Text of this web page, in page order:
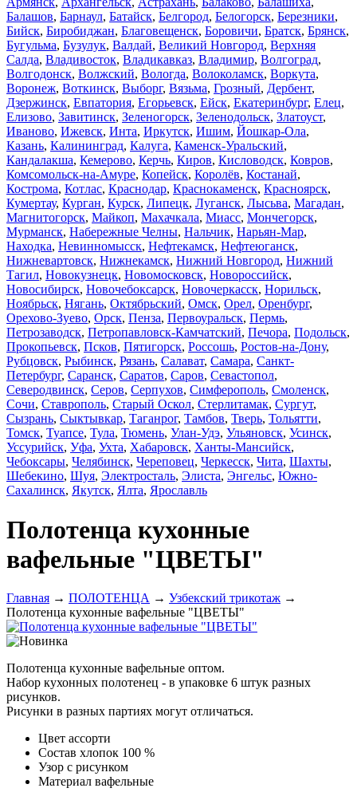
Балашов, Барнаул, Батайск, Белгород, Белогорск, Березники,
Бийск, Биробиджан, Благовещенск, Боровичи, Братск, Брянск,
Бугульма, Бузулук, Валдай, Великий Новгород, Верхняя
Салда, Владивосток, Владикавказ, Владимир, Волгоград,
Волгодонск, Волжский, Вологда, Волоколамск, Воркута,
Воронеж, Воткинск, Выборг, Вязьма, Грозный, Дербент,
Дзержинск, Евпатория, Егорьевск, Ейск, Екатеринбург, Елец,
Елизово, Завитинск, Зеленогорск, Зеленодольск, Златоуст,
Иваново, Ижевск, Инта, Иркутск, Ишим, Йошкар-Ола,
Казань, Калининград, Калуга, Каменск-Уральский,
Кандалакша, Кемерово, Керчь, Киров, Кисловодск, Ковров,
Комсомольск-на-Амуре, Копейск, Королёв, Костанай,
Кострома, Котлас, Краснодар, Краснокаменск, Красноярск,
Кумертау, Курган, Курск, Липецк, Луганск, Лысьва, Магадан,
Магнитогорск, Майкоп, Махачкала, Миасс, Мончегорск,
Мурманск, Набережные Челны, Нальчик, Нарьян-Мар,
Находка, Невинномысск, Нефтекамск, Нефтеюганск,
Нижневартовск, Нижнекамск, Нижний Новгород, Нижний
Тагил, Новокузнецк, Новомосковск, Новороссийск,
Новосибирск, Новочебоксарск, Новочеркасск, Норильск,
Ноябрьск, Нягань, Октябрьский, Омск, Орел, Оренбург,
Орехово-Зуево, Орск, Пенза, Первоуральск, Пермь,
Петрозаводск, Петропавловск-Камчатский, Печора, Подольск,
Прокопьевск, Псков, Пятигорск, Россошь, Ростов-на-Дону,
Рубцовск, Рыбинск, Рязань, Салават, Самара, Санкт-
Петербург, Саранск, Саратов, Саров, Севастопол,
Северодвинск, Серов, Серпухов, Симферополь, Смоленск,
Сочи, Ставрополь, Старый Оскол, Стерлитамак, Сургут,
Сызрань, Сыктывкар, Таганрог, Тамбов, Тверь, Тольятти,
Томск, Туапсе, Тула, Тюмень, Улан-Удэ, Ульяновск, Усинск,
Уссурийск, Уфа, Ухта, Хабаровск, Ханты-Мансийск,
Чебоксары, Челябинск, Череповец, Черкесск, Чита, Шахты,
Шебекино, Шуя, Электросталь, Элиста, Энгельс, Южно-
Сахалинск, Якутск, Ялта, Ярославль
Полотенца кухонные
вафельные "ЦВЕТЫ"
Главная → ПОЛОТЕНЦА → Узбекский трикотаж →
Полотенца кухонные вафельные "ЦВЕТЫ"
Полотенца кухонные вафельные оптом.
Набор кухонных полотенец - в упаковке 6 штук разных
рисунков.
Рисунки в разных партиях могут отличаться.
Цвет ассорти
Состав хлопок 100 %
Узор с рисунком
Материал вафельные